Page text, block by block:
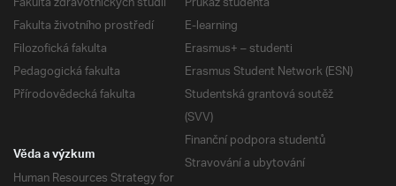
Fakulta životního prostředí
Filozofická fakulta
Pedagogická fakulta
Přírodovědecká fakulta
E-learning
Erasmus+ – studenti
Erasmus Student Network (ESN)
Studentská grantová soutěž
(SVV)
Finanční podpora studentů
Stravování a ubytování
Věda a výzkum
Human Resources Strategy for